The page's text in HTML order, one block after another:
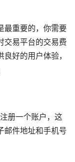
最重要的，你需要
交易平台的交易费
好的用户体验，
册一个账户，这
邮件地址和手机号